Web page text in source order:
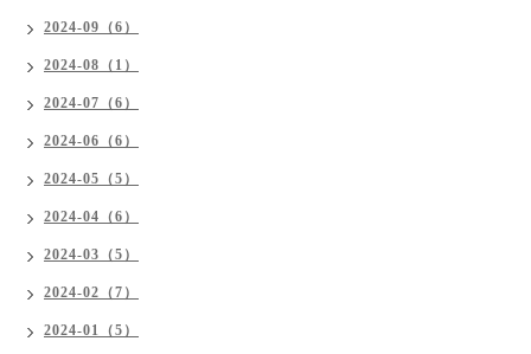
2024-09（6）
2024-08（1）
2024-07（6）
2024-06（6）
2024-05（5）
2024-04（6）
2024-03（5）
2024-02（7）
2024-01（5）